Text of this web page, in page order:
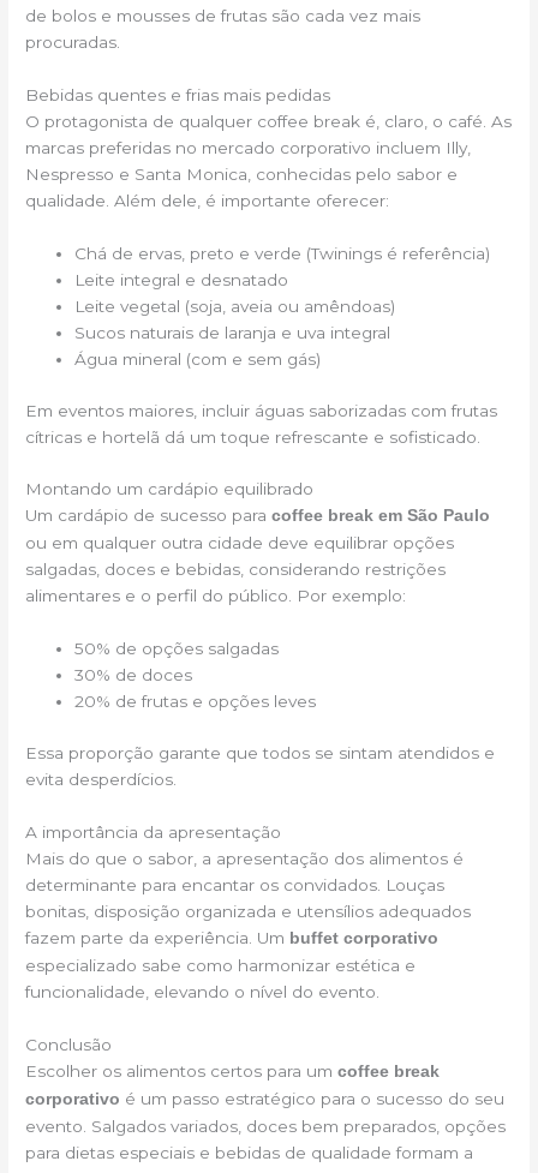
de bolos e mousses de frutas são cada vez mais
procuradas.
Bebidas quentes e frias mais pedidas
O protagonista de qualquer coffee break é, claro, o café. As
marcas preferidas no mercado corporativo incluem Illy,
Nespresso e Santa Monica, conhecidas pelo sabor e
qualidade. Além dele, é importante oferecer:
Chá de ervas, preto e verde (Twinings é referência)
Leite integral e desnatado
Leite vegetal (soja, aveia ou amêndoas)
Sucos naturais de laranja e uva integral
Água mineral (com e sem gás)
Em eventos maiores, incluir águas saborizadas com frutas
cítricas e hortelã dá um toque refrescante e sofisticado.
Montando um cardápio equilibrado
Um cardápio de sucesso paracoffee break em São Paulo
ou em qualquer outra cidade deve equilibrar opções
salgadas, doces e bebidas, considerando restrições
alimentares e o perfil do público. Por exemplo:
50% de opções salgadas
30% de doces
20% de frutas e opções leves
Essa proporção garante que todos se sintam atendidos e
evita desperdícios.
A importância da apresentação
Mais do que o sabor, a apresentação dos alimentos é
determinante para encantar os convidados. Louças
bonitas, disposição organizada e utensílios adequados
fazem parte da experiência. Um buffet corporativo
especializado sabe como harmonizar estética e
funcionalidade, elevando o nível do evento.
Conclusão
Escolher os alimentos certos para umcoffee break
corporativo é um passo estratégico para o sucesso do seu
evento. Salgados variados, doces bem preparados, opções
para dietas especiais e bebidas de qualidade formam a